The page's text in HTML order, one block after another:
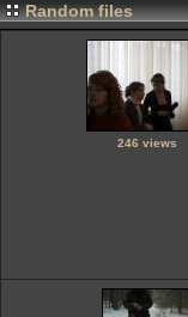
Random files
246 views